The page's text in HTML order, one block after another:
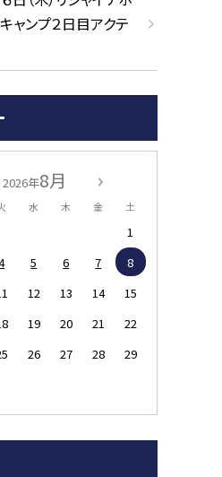
ャンプ２日目アクテ
2026年8月
水 木 金 土
1
5 6 7
8
12 13 14
15
19 20 21
22
26 27 28
29